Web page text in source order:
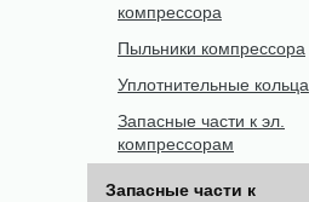
компрессора
Пыльники компрессора
Уплотнительные кольца
Запасные части к эл.
компрессорам
Запасные части к